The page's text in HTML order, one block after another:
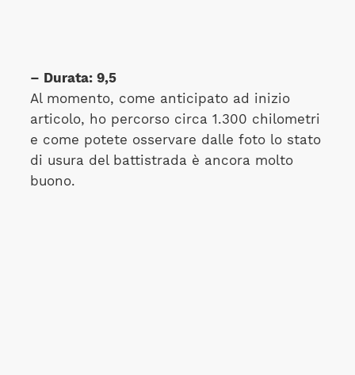
– Durata: 9,5
Al momento, come anticipato ad inizio
articolo, ho percorso circa 1.300 chilometri
e come potete osservare dalle foto lo stato
di usura del battistrada è ancora molto
buono.